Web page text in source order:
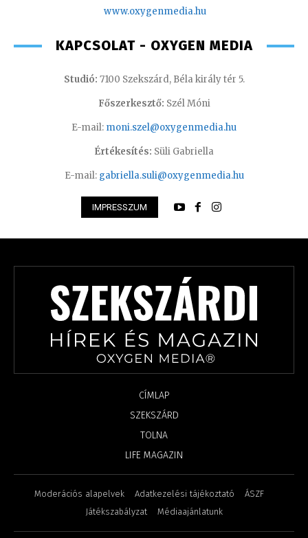
www.oxygenmedia.hu
KAPCSOLAT - OXYGEN MEDIA
Studió: 7100 Szekszárd, Béla király tér 5.
Főszerkesztő: Szél Móni
E-mail: moni.szel@oxygenmedia.hu
Értékesítés: Süli Gabriella
E-mail: gabriella.suli@oxygenmedia.hu
IMPRESSZUM
CÍMLAP
SZEKSZÁRD
TOLNA
LIFE MAGAZIN
Moderációs alapelvek Adatkezelési tájékoztató
ÁSZF
Játékszabályzat
Médiaajánlatunk